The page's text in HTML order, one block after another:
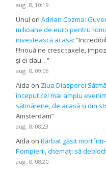
aug. 8, 10:19
Unul onAdrian Cozma:
milioane de euro pentru
investească acasă: “
!!!nouă ne cresc taxele,
și ei dau…”
aug. 8, 09:06
Aida on Ziua Diasporei
început cel mai amplu
sătmărene, de acasă și din
Amsterdam”
aug. 8, 08:23
Aida onBărbat găsit mort
Pompierii, chemați să
aug. 8, 08:20